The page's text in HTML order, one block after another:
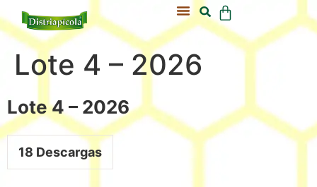
Lote 4 – 2026
Lote 4 – 2026
18 Descargas